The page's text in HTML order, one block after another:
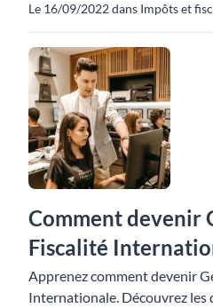
Le 16/09/2022 dans Impôts et
Comment devenir
Fiscalité
Apprenez comment devenir
Internationale. Découvrez les